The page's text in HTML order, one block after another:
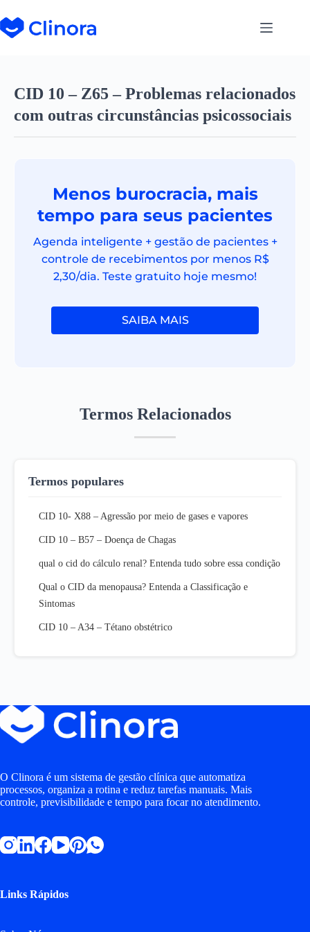
CID 10 – Z65 – Problemas relacionados
com outras circunstâncias psicossociais
Menos burocracia, mais
tempo para seus pacientes
Agenda inteligente + gestão de pacientes +
controle de recebimentos por menos R$
2,30/dia. Teste gratuito hoje mesmo!
SAIBA MAIS
Termos Relacionados
Termos populares
CID 10- X88 – Agressão por meio de gases e vapores
CID 10 – B57 – Doença de Chagas
qual o cid do cálculo renal? Entenda tudo sobre essa condição
Qual o CID da menopausa? Entenda a Classificação e
Sintomas
CID 10 – A34 – Tétano obstétrico
O Clinora é um sistema de gestão clínica que automatiza
processos, organiza a rotina e reduz tarefas manuais. Mais
controle, previsibilidade e tempo para focar no atendimento.
Links Rápidos